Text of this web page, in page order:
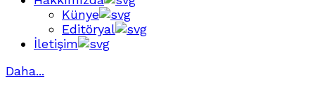
Künye
Editöryal
İletişim
Daha...